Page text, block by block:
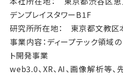
デンプレイスタワーB1F
研究所所在地： 東京都文教区
事業内容：ディープテック領域
ト開発事業
web3.0、XR、AI、画像解析等